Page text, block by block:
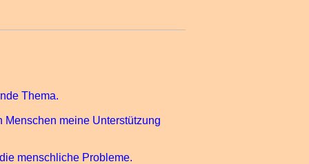
Thema.
meine Unterstützung
menschliche Probleme.